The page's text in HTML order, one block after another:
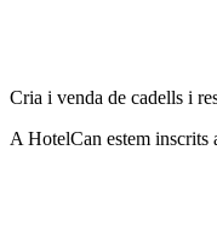
Cria i venda de cadells i
A HotelCan estem inscrits